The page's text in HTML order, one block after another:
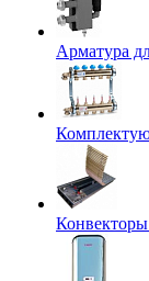
Арматура